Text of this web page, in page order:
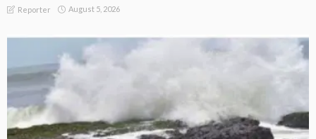
Reporter August 5, 2026